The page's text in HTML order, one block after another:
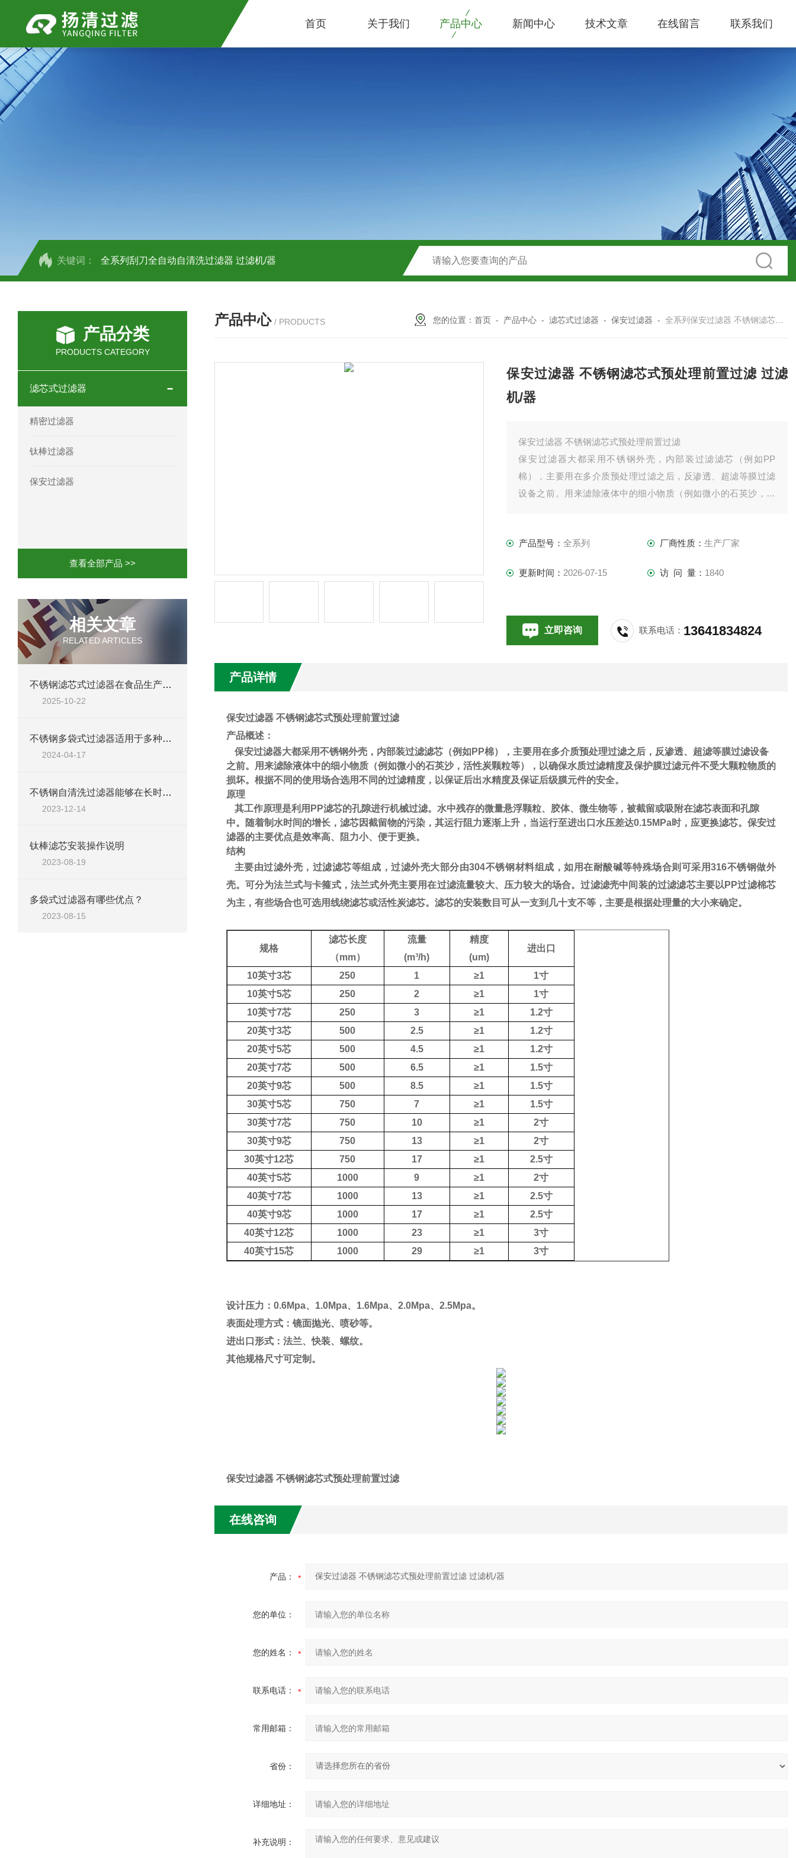
首页 关于我们 产品中心 新闻中心 技术文章 在线留言 联系我们
关键词： 全系列刮刀全自动自清洗过滤器 过滤机/器
抱箍快开袋式过滤器 不锈钢材质 过滤机/器
不锈钢正压过滤器 过滤机/器
不锈钢龟背过滤器 过滤机/器
全系列不锈钢烛式过滤机 过滤机/器
产品分类
PRODUCTS CATEGORY
滤芯式过滤器
精密过滤器
钛棒过滤器
保安过滤器
查看全部产品 >>
相关文章
RELATED ARTICLES
不锈钢滤芯式过滤器在食品生产过程中的作用
2025-10-22
不锈钢多袋式过滤器适用于多种化学液体的过滤
2024-04-17
不锈钢自清洗过滤器能够在长时间内稳定运行，延长设备使用寿命
2023-12-14
钛棒滤芯安装操作说明
2023-08-19
多袋式过滤器有哪些优点？
2023-08-15
产品中心 / PRODUCTS 您的位置：首页 - 产品中心 -滤芯式过滤器 -保安过滤器 -全系列保安过滤器 不锈钢滤芯式预处理前置过滤 过滤机/器
保安过滤器 不锈钢滤芯式预处理前置过滤 过滤
机/器
保安过滤器 不锈钢滤芯式预处理前置过滤
保安过滤器大都采用不锈钢外壳，内部装过滤滤芯（例如PP
棉），主要用在多介质预处理过滤之后，反渗透、超滤等膜过滤
设备之前。用来滤除液体中的细小物质（例如微小的石英沙，活
产品型号：全系列 厂商性质： 生产厂家
更新时间： 2026-07-15 访 问 量： 1840
立即咨询 联系电话： 13641834824
产品详情
保安过滤器 不锈钢滤芯式预处理前置过滤
产品概述：
保安过滤器大都采用不锈钢外壳，内部装过滤滤芯（例如 PP棉），主要用在多介质预处理过滤之后，反渗透、超滤等膜过滤设备
之前。用来滤除液体中的细小物质（例如微小的石英沙，活性炭颗粒等），以确保水质过滤精度及保护膜过滤元件不受大颗粒物质的
损坏。根据不同的使用场合选用不同的过滤精度，以保证后出水精度及保证后级膜元件的安全。
原理
其工作原理是利用 PP滤芯的孔隙进行机械过滤。水中残存的微量悬浮颗粒、胶体、微生物等，被截留或吸附在滤芯表面和孔隙
中。随着制水时间的增长，滤芯因截留物的污染，其运行阻力逐渐上升，当运行至进出口水压差达0.15MPa时，应更换滤芯。保安过
滤器的主要优点是效率高、阻力小、便于更换。
结构
主要由过滤外壳，过滤滤芯等组成，过滤外壳大部分由304不锈钢材料组成，如用在耐酸碱等特殊场合则可采用316不锈钢做外
壳。可分为法兰式与卡箍式，法兰式外壳主要用在过滤流量较大、压力较大的场合。过滤滤壳中间装的过滤滤芯主要以 PP过滤棉芯
为主，有些场合也可选用线绕滤芯或活性炭滤芯。滤芯的安装数目可从一支到几十支不等，主要是根据处理量的大小来确定。
规格
滤芯长度
（mm）
流量
(m³/h)
精度
(um)
进出口
10英寸3芯 250 1 ≥1 1寸
10英寸5芯 250 2 ≥1 1寸
10英寸7芯 250 3 ≥1 1.2寸
20英寸3芯 500 2.5 ≥1 1.2寸
20英寸5芯 500 4.5 ≥1 1.2寸
20英寸7芯 500 6.5 ≥1 1.5寸
20英寸9芯 500 8.5 ≥1 1.5寸
30英寸5芯 750 7 ≥1 1.5寸
30英寸7芯 750 10 ≥1 2寸
30英寸9芯 750 13 ≥1 2寸
30英寸12芯 750 17 ≥1 2.5寸
40英寸5芯 1000 9 ≥1 2寸
40英寸7芯 1000 13 ≥1 2.5寸
40英寸9芯 1000 17 ≥1 2.5寸
40英寸12芯 1000 23 ≥1 3寸
40英寸15芯 1000 29 ≥1 3寸
设计压力： 0.6Mpa、 1.0Mpa、 1.6Mpa、 2.0Mpa、 2.5Mpa。
表面处理方式：镜面抛光、喷砂等。
进出口形式：法兰、快装、螺纹。
其他规格尺寸可定制。
保安过滤器 不锈钢滤芯式预处理前置过滤
在线咨询
产品：
您的单位：
您的姓名：
联系电话：
常用邮箱：
省份：
详细地址：
补充说明：